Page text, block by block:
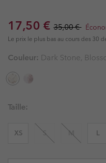
Sale price:
17,50 € Regular price:
35,00 €
Le prix le plus bas au cours des 30
Couleur: Dark Stone,
Taille:
XS S M L